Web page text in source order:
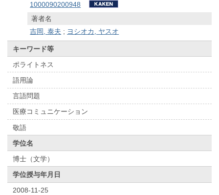
1000090200948
著者名
吉岡, 泰夫 ; ヨシオカ, ヤスオ
キーワード等
ポライトネス
語用論
言語問題
医療コミュニケーション
敬語
学位名
博士（文学）
学位授与年月日
2008-11-25